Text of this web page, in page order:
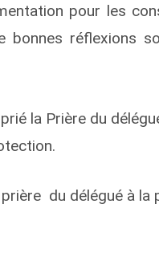
pour les
bonnes réflexions
la Prière du
du délégué à la